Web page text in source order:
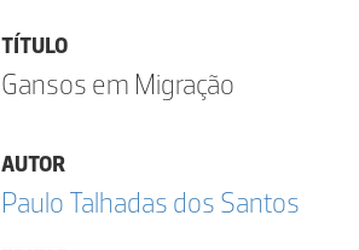
TÍTULO
Gansos em Migração
AUTOR
Paulo Talhadas dos Santos